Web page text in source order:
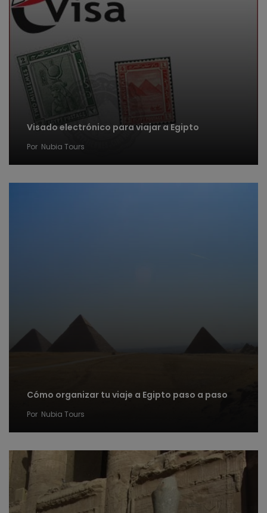
Visado electrónico para viajar a Egipto
Por Nubia Tours
Cómo organizar tu viaje a Egipto paso a paso
Por Nubia Tours